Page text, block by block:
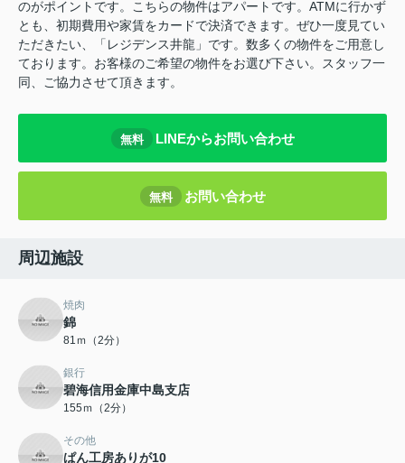
のがポイントです。こちらの物件はアパートです。ATMに行かず
とも、初期費用や家賃をカードで決済できます。ぜひ一度見てい
ただきたい、「レジデンス井龍」です。数多くの物件をご用意し
ております。お客様のご希望の物件をお選び下さい。スタッフ一
同、ご協力させて頂きます。
無料 LINEからお問い合わせ
無料 お問い合わせ
周辺施設
焼肉
錦
81ｍ（2分）
銀行
碧海信用金庫中島支店
155ｍ（2分）
その他
ぱん工房ありが10